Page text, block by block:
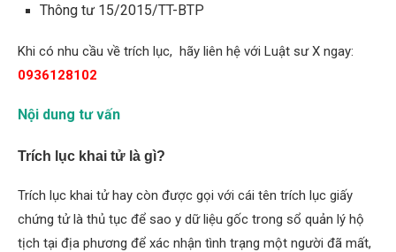
Thông tư 15/2015/TT-BTP
Khi có nhu cầu về trích lục, hãy liên hệ với Luật sư X ngay:
0936128102
Nội dung tư vấn
Trích lục khai tử là gì?
Trích lục khai tử hay còn được gọi với cái tên trích lục giấy
chứng tử là thủ tục để sao y dữ liệu gốc trong sổ quản lý hộ
tịch tại địa phương để xác nhận tình trạng một người đã mất,